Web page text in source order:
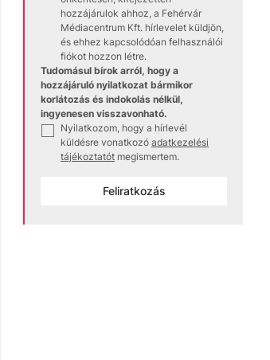
hozzájárulok ahhoz, a Fehérvár
Médiacentrum Kft. hírlevelet küldjön,
és ehhez kapcsolódóan felhasználói
fiókot hozzon létre.
Tudomásul bírok arról, hogy a
hozzájáruló nyilatkozat bármikor
korlátozás és indokolás nélkül,
ingyenesen visszavonható.
✓
Nyilatkozom, hogy a hírlevél
küldésre vonatkozó adatkezelési
tájékoztatót megismertem.
Feliratkozás